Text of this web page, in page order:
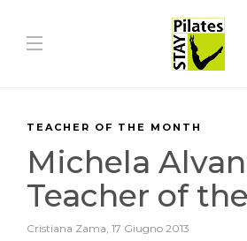
TEACHER OF THE MONTH
Michela
Teacher of
Cristiana Zama, 17 Giugno 2013